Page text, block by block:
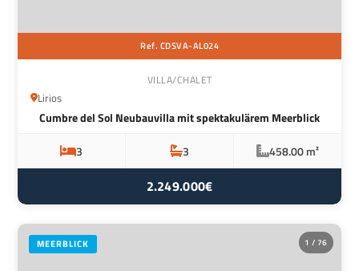
Ref. CDSVA-AL024
VILLA/CHALET
Lirios
Cumbre del Sol Neubauvilla mit spektakulärem Meerblick
3
3 458.00 m²
2.249.000€
1 / 76
MEERBLICK